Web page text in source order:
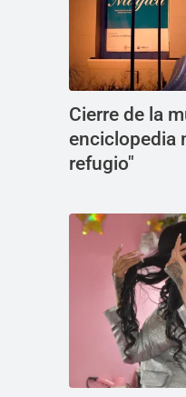
Cierre de la
enciclopedia
refugio"